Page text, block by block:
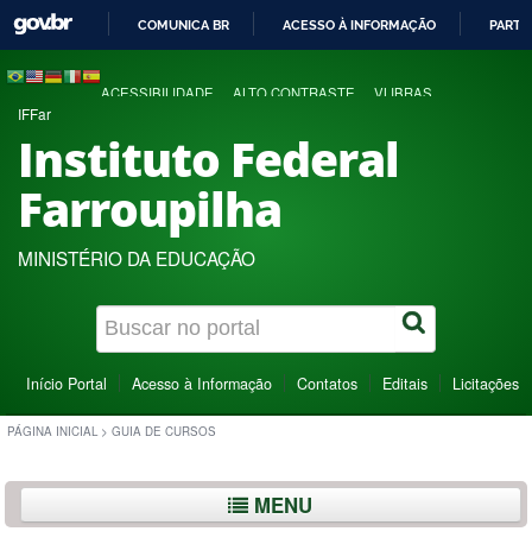
COMUNICA BR ACESSO À INFORMAÇÃO
ACESSIBILIDADE ALTO CONTRASTE VLIBRAS
IFFar
Instituto Federal
Farroupilha
MINISTÉRIO DA EDUCAÇÃO
Início Portal Acesso à Informação Contatos Editais Licitações
PÁGINA INICIAL > GUIA DE CURSOS
MENU